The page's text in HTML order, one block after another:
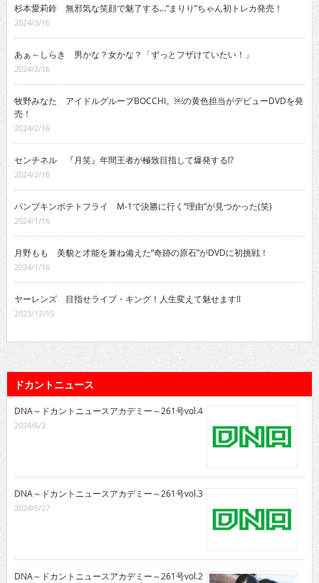
杉本愛莉鈴 無邪気な笑顔で魅了する…“まりり”ちゃん初トレカ発売！
2024/3/16
あぁ～しらき 男かな？女かな？「ずっとフザけていたい！」
2024/3/16
牧野みなた アイドルグループBOCCHI。￼の黄色担当がデビューDVDを発
売！
2024/2/16
センチネル 『月笑』年間王者が極致目指して爆発する!?
2024/2/16
パンプキンポテトフライ M-1で決勝に行く“理由”が見つかった(笑)
2024/1/16
月野もも 美貌と才能を兼ね備えた“奇跡の原石”がDVDに初挑戦！
2024/1/16
ヤーレンズ 目指せライブ・キング！人生変えて魅せます!!
2023/12/15
ドカントニュース
DNA～ドカントニュースアカデミー～261号vol.4
2024/6/3
DNA～ドカントニュースアカデミー～261号vol.3
2024/5/27
DNA～ドカントニュースアカデミー～261号vol.2